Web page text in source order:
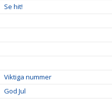
Se hit!
Viktiga nummer
God Jul